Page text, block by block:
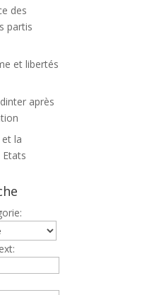
des
partis
et libertés
après
et la